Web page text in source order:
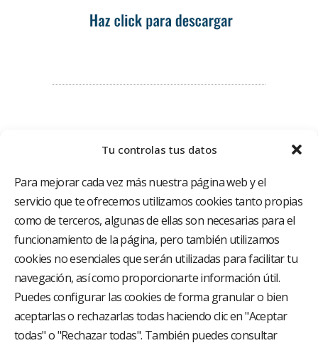
Tu controlas tus datos
Para mejorar cada vez más nuestra página web y el
servicio que te ofrecemos utilizamos cookies tanto propias
como de terceros, algunas de ellas son necesarias para el
funcionamiento de la página, pero también utilizamos
cookies no esenciales que serán utilizadas para facilitar tu
navegación, así como proporcionarte información útil.
Puedes configurar las cookies de forma granular o bien
aceptarlas o rechazarlas todas haciendo clic en "Aceptar
todas" o "Rechazar todas". También puedes consultar
El Grupo Hospitalario HLA es uno de los proveedores
hospitalarios con mayor presencia en España, creado
con el objetivo de proporcionar el acceso a una
asistencia sanitaria de alto nivel. Nuestra red asistencial
está compuesta por 18 hospitales y 37 centros médicos
multiespecialidad.